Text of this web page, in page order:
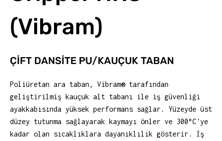
(Vibram)
ÇİFT DANSİTE PU/KAUÇUK TABAN
Poliüretan ara taban, Vibram® tarafından
geliştirilmiş kauçuk alt tabanı ile iş güvenliği
ayakkabısında yüksek performans sağlar. Yüzeyde üst
düzey tutunma sağlayarak kaymayı önler ve 300°C'ye
kadar olan sıcaklıklara dayanıklılık gösterir. İş